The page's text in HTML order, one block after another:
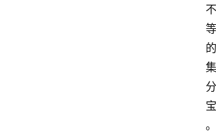
不
等
的
集
分
宝
。